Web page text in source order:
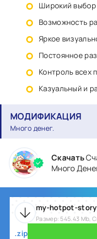
Широкий выбор
Возможность
Яркое
Постоянное
Контроль всех
Казуальный и
МОДИФИКАЦИЯ
Много денег.
Скачать
Много
my-hotpot-
Размер: 545.43 Mb,
.zip